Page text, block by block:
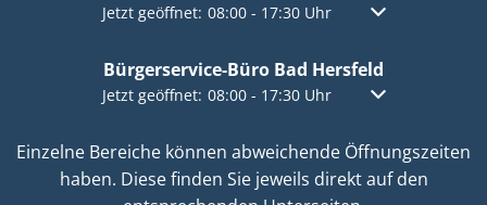
Klicken, um weitere Öffnungs- oder Schließzeiten
Jetzt geöffnet: 08:00- 17:30Uhr Von 08:00 bis
Bürgerservice-Büro Bad Hersfeld
Klicken, um weitere Öffnungs- oder Schließzeiten
Jetzt geöffnet: 08:00- 17:30Uhr Von 08:00 bis
Einzelne Bereiche können abweichende Öffnungszeiten
haben. Diese finden Sie jeweils direkt auf den